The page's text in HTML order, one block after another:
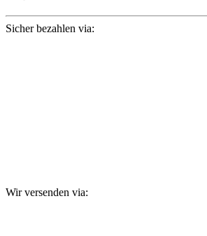
Sicher bezahlen via:
Wir versenden via: